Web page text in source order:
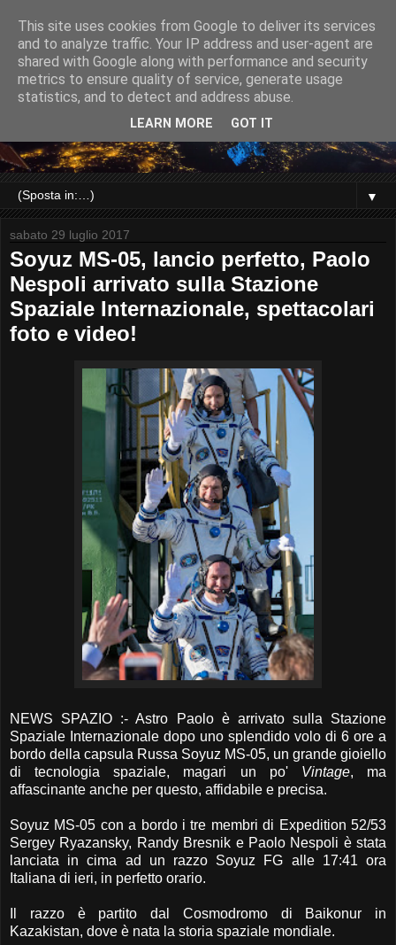
▼
sabato 29 luglio 2017
Soyuz MS-05, lancio perfetto, Paolo
Nespoli arrivato sulla Stazione
Spaziale Internazionale, spettacolari
foto e video!
NEWS SPAZIO :- Astro Paolo è arrivato sulla Stazione
Spaziale Internazionale dopo uno splendido volo di 6 ore a
bordo della capsula Russa Soyuz MS-05, un grande gioiello
di tecnologia spaziale, magari un po' Vintage, ma
affascinante anche per questo, affidabile e precisa.
Soyuz MS-05 con a bordo i tre membri di Expedition 52/53
Sergey Ryazansky, Randy Bresnik e Paolo Nespoli è stata
lanciata in cima ad un razzo Soyuz FG alle 17:41 ora
Italiana di ieri, in perfetto orario.
Il razzo è partito dal Cosmodromo di Baikonur in
Kazakistan, dove è nata la storia spaziale mondiale.
This site uses cookies from Google to deliver its services
and to analyze traffic. Your IP address and user-agent are
shared with Google along with performance and security
metrics to ensure quality of service, generate usage
statistics, and to detect and address abuse.
LEARN MORE GOT IT